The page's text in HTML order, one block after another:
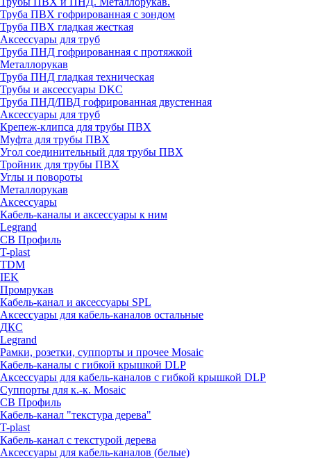
Труба ПВХ гофрированная с зондом
Труба ПВХ гладкая жесткая
Аксессуары для труб
Труба ПНД гофрированная с протяжкой
Металлорукав
Труба ПНД гладкая техническая
Трубы и аксессуары DKC
Труба ПНД/ПВД гофрированная двустенная
Аксессуары для труб
Крепеж-клипса для трубы ПВХ
Муфта для трубы ПВХ
Угол соединительный для трубы ПВХ
Тройник для трубы ПВХ
Углы и повороты
Металлорукав
Аксессуары
Кабель-каналы и аксессуары к ним
Legrand
СВ Профиль
T-plast
TDM
IEK
Промрукав
Кабель-канал и аксессуары SPL
Аксессуары для кабель-каналов остальные
ДКС
Legrand
Рамки, розетки, суппорты и прочее Mosaic
Кабель-каналы с гибкой крышкой DLP
Аксессуары для кабель-каналов с гибкой крышкой DLP
Суппорты для к.-к. Mosaic
СВ Профиль
Кабель-канал "текстура дерева"
T-plast
Кабель-канал с текстурой дерева
Аксессуары для кабель-каналов (белые)